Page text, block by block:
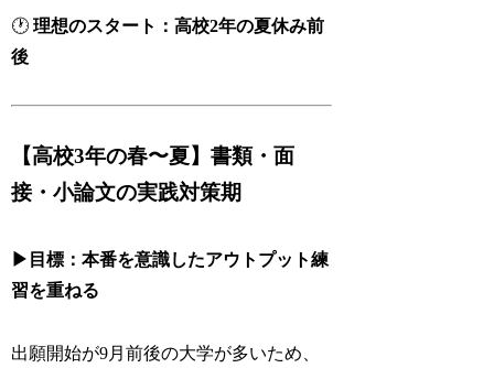
🕐理想のスタート：高校2年の夏休み前
後
【高校3年の春〜夏】書類・面
接・小論文の実践対策期
▶目標：本番を意識したアウトプット練
習を重ねる
出願開始が9月前後の大学が多いため、